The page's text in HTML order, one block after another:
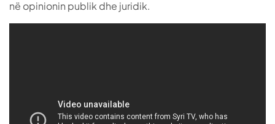
në opinionin publik dhe juridik.